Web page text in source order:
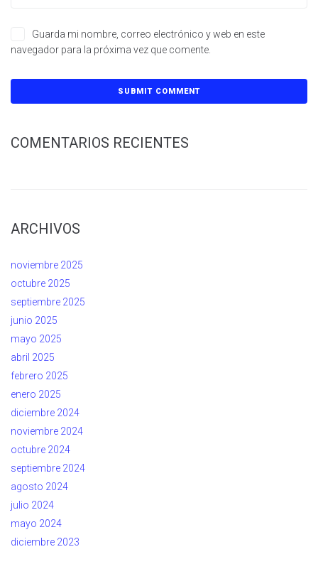
Guarda mi nombre, correo electrónico y web en este
navegador para la próxima vez que comente.
COMENTARIOS RECIENTES
ARCHIVOS
noviembre 2025
octubre 2025
septiembre 2025
junio 2025
mayo 2025
abril 2025
febrero 2025
enero 2025
diciembre 2024
noviembre 2024
octubre 2024
septiembre 2024
agosto 2024
julio 2024
mayo 2024
diciembre 2023